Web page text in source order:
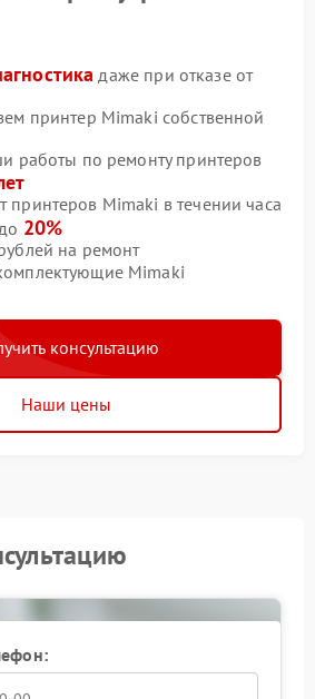
даже при отказе от
принтер Mimaki собственной
работы по ремонту принтеров
принтеров Mimaki в течении часа
20%
на ремонт
Mimaki
консультацию
Наши цены